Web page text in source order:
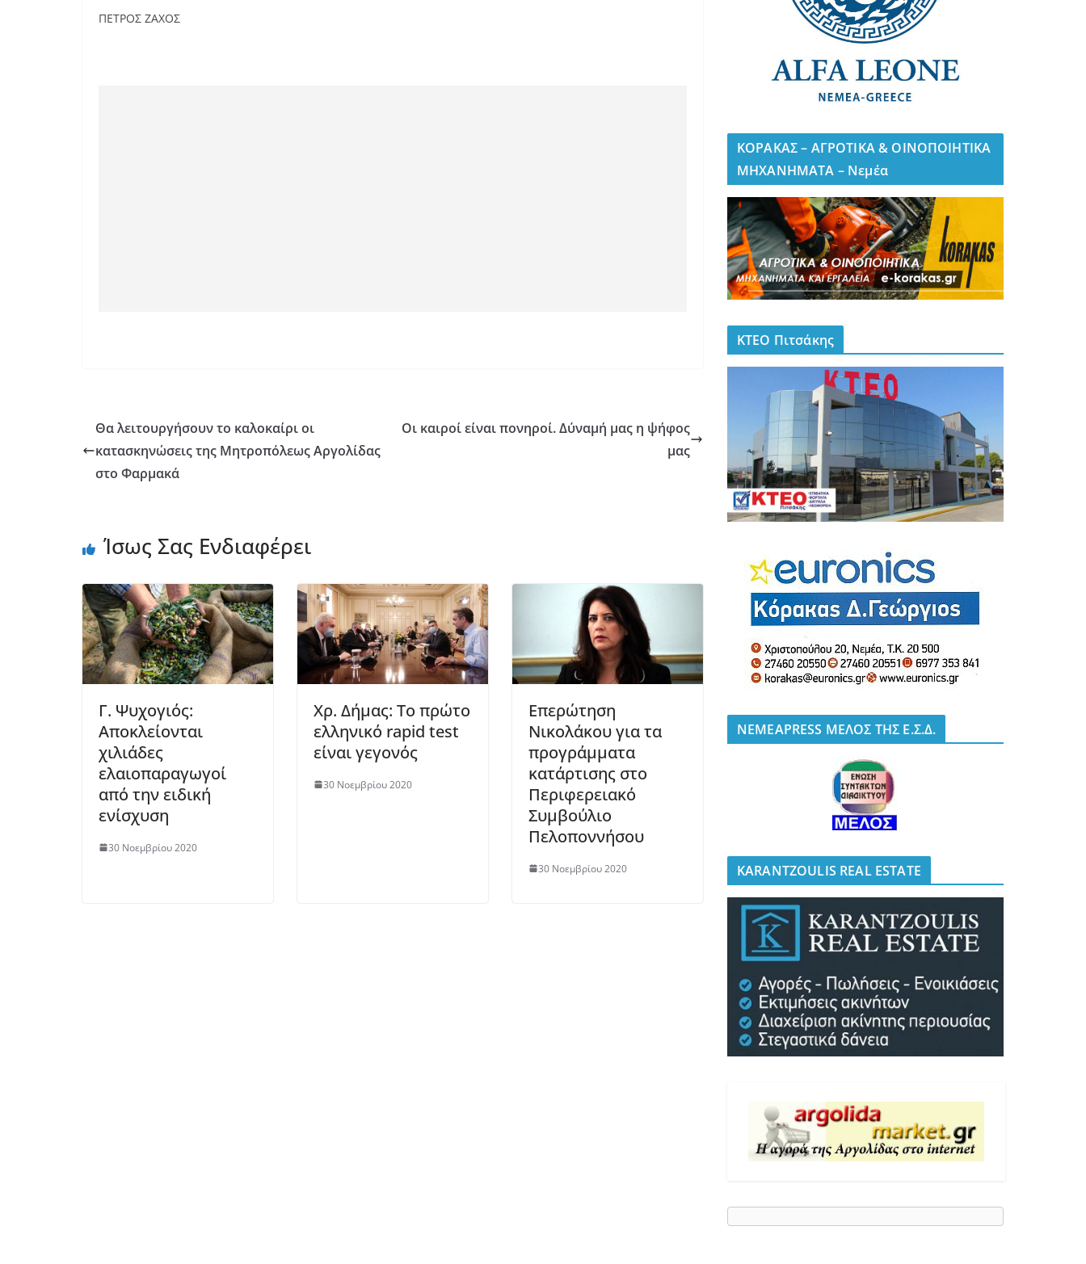
ΠΕΤΡΟΣ ΖΑΧΟΣ
Θα λειτουργήσουν το καλοκαίρι οι
κατασκηνώσεις της Μητροπόλεως Αργολίδας
στο Φαρμακά
Οι καιροί είναι πονηροί. Δύναμή μας η ψήφος
μας
Ίσως Σας Ενδιαφέρει
Γ. Ψυχογιός:
Αποκλείονται
χιλιάδες
ελαιοπαραγωγοί
από την ειδική
ενίσχυση
30 Νοεμβρίου 2020
Χρ. Δήμας: Το πρώτο
ελληνικό rapid test
είναι γεγονός
30 Νοεμβρίου 2020
Επερώτηση
Νικολάκου για τα
προγράμματα
κατάρτισης στο
Περιφερειακό
Συμβούλιο
Πελοποννήσου
30 Νοεμβρίου 2020
ΚΟΡΑΚΑΣ – ΑΓΡΟΤΙΚΑ & ΟΙΝΟΠΟΙΗΤΙΚΑ
ΜΗΧΑΝΗΜΑΤΑ – Νεμέα
ΚΤΕΟ Πιτσάκης
NEMEAPRESS ΜΕΛΟΣ ΤΗΣ Ε.Σ.Δ.
KARANTZOULIS REAL ESTATE